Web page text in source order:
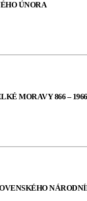
ÚNORA
MORAVY 866 – 1966